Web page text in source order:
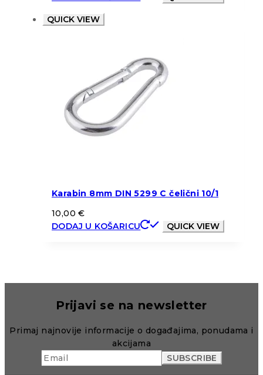
QUICK VIEW
Karabin 8mm DIN 5299 C čelični 10/1
10,00€
DODAJ U KOŠARICU
QUICK VIEW
Prijavi se na newsletter
Primaj najnovije informacije o događajima, ponudama i
akcijama